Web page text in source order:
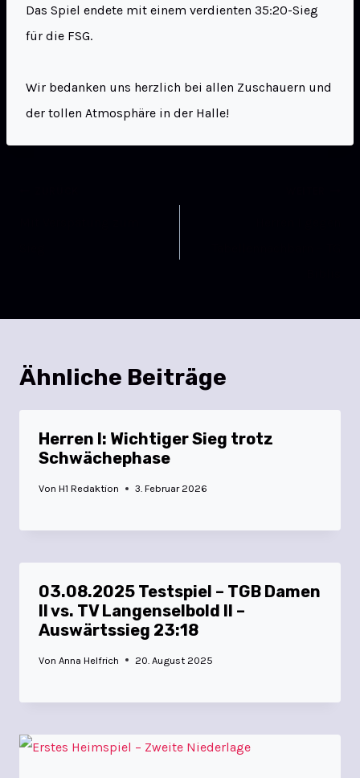
Das Spiel endete mit einem verdienten 35:20-Sieg
für die FSG.
Wir bedanken uns herzlich bei allen Zuschauern und
der tollen Atmosphäre in der Halle!
Ähnliche Beiträge
Herren I: Wichtiger Sieg trotz
Schwächephase
Von H1 Redaktion 3. Februar 2026
03.08.2025 Testspiel – TGB Damen
II vs. TV Langenselbold II –
Auswärtssieg 23:18
Von Anna Helfrich 20. August 2025